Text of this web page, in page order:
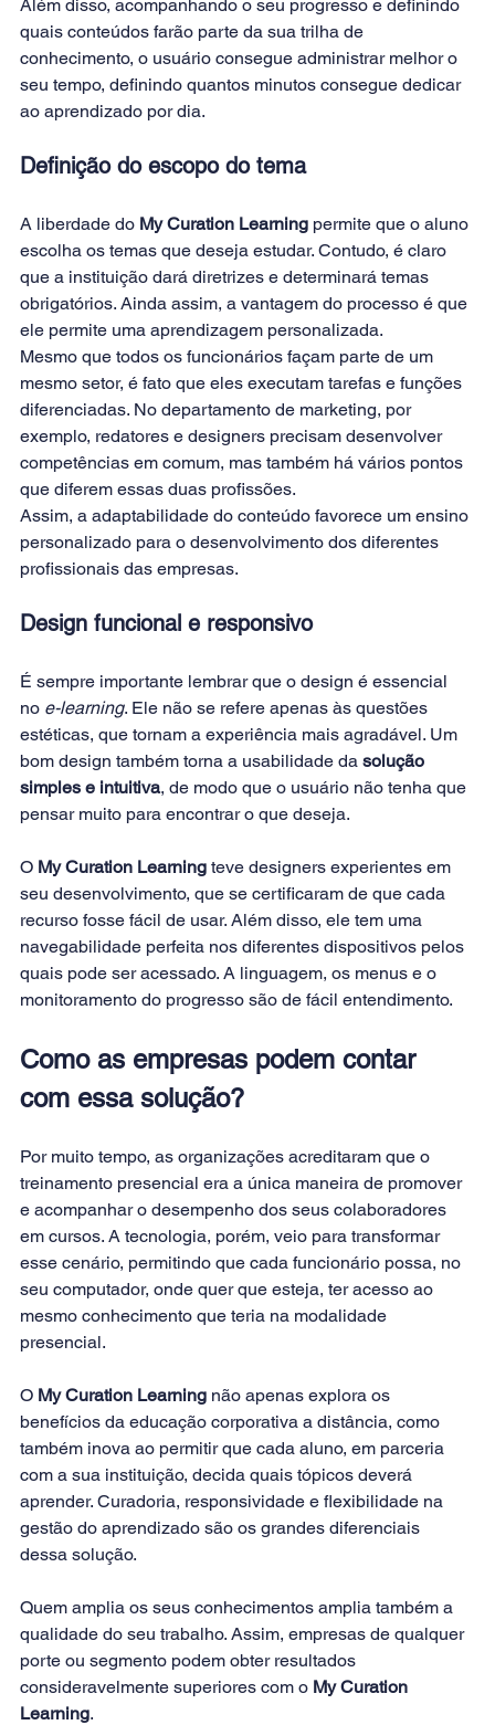
Além disso, acompanhando o seu progresso e definindo
quais conteúdos farão parte da sua trilha de
conhecimento, o usuário consegue administrar melhor o
seu tempo, definindo quantos minutos consegue dedicar
ao aprendizado por dia.
Definição do escopo do tema
A liberdade do My Curation Learning permite que o aluno
escolha os temas que deseja estudar. Contudo, é claro
que a instituição dará diretrizes e determinará temas
obrigatórios. Ainda assim, a vantagem do processo é que
ele permite uma aprendizagem personalizada.
Mesmo que todos os funcionários façam parte de um
mesmo setor, é fato que eles executam tarefas e funções
diferenciadas. No departamento de marketing, por
exemplo, redatores e designers precisam desenvolver
competências em comum, mas também há vários pontos
que diferem essas duas profissões.
Assim, a adaptabilidade do conteúdo favorece um ensino
personalizado para o desenvolvimento dos diferentes
profissionais das empresas.
Design funcional e responsivo
É sempre importante lembrar que o design é essencial
no e-learning. Ele não se refere apenas às questões
estéticas, que tornam a experiência mais agradável. Um
bom design também torna a usabilidade da solução
simples e intuitiva, de modo que o usuário não tenha que
pensar muito para encontrar o que deseja.
O My Curation Learning teve designers experientes em
seu desenvolvimento, que se certificaram de que cada
recurso fosse fácil de usar. Além disso, ele tem uma
navegabilidade perfeita nos diferentes dispositivos pelos
quais pode ser acessado. A linguagem, os menus e o
monitoramento do progresso são de fácil entendimento.
Como as empresas podem contar
com essa solução?
Por muito tempo, as organizações acreditaram que o
treinamento presencial era a única maneira de promover
e acompanhar o desempenho dos seus colaboradores
em cursos. A tecnologia, porém, veio para transformar
esse cenário, permitindo que cada funcionário possa, no
seu computador, onde quer que esteja, ter acesso ao
mesmo conhecimento que teria na modalidade
presencial.
O My Curation Learning não apenas explora os
benefícios da educação corporativa a distância, como
também inova ao permitir que cada aluno, em parceria
com a sua instituição, decida quais tópicos deverá
aprender. Curadoria, responsividade e flexibilidade na
gestão do aprendizado são os grandes diferenciais
dessa solução.
Quem amplia os seus conhecimentos amplia também a
qualidade do seu trabalho. Assim, empresas de qualquer
porte ou segmento podem obter resultados
consideravelmente superiores com o My Curation
Learning.